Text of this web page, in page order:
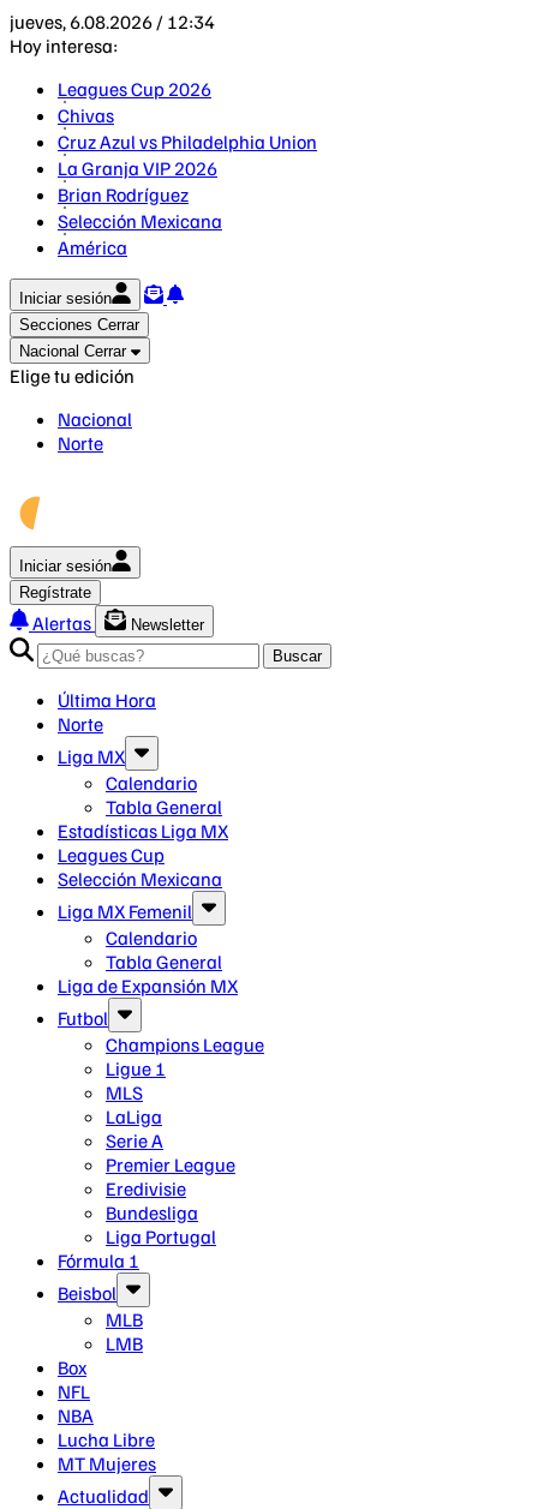
jueves, 6.08.2026 / 12:34
Hoy interesa:
Leagues Cup 2026
Chivas
Cruz Azul vs Philadelphia Union
La Granja VIP 2026
Brian Rodríguez
Selección Mexicana
América
Iniciar sesión
Secciones Cerrar
Nacional Cerrar
Elige tu edición
Nacional
Norte
Iniciar sesión
Regístrate
Alertas
Newsletter
Buscar
Última Hora
Norte
Liga MX
Calendario
Tabla General
Estadísticas Liga MX
Leagues Cup
Selección Mexicana
Liga MX Femenil
Calendario
Tabla General
Liga de Expansión MX
Futbol
Champions League
Ligue 1
MLS
LaLiga
Serie A
Premier League
Eredivisie
Bundesliga
Liga Portugal
Fórmula 1
Beisbol
MLB
LMB
Box
NFL
NBA
Lucha Libre
MT Mujeres
Actualidad